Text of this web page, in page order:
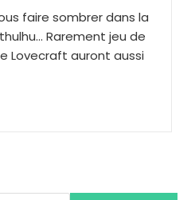
faire sombrer dans la
Rarement jeu de
Lovecraft auront aussi